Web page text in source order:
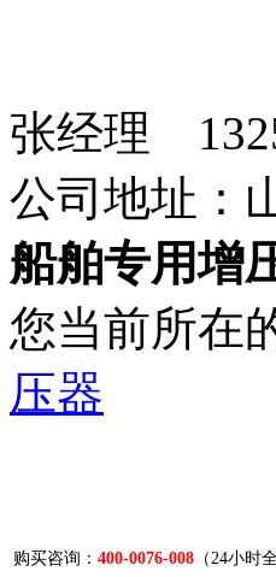
张经理
公司地址：
船舶专用增
您当前所在
压器
购买咨询： 400-0076-008 （24小时